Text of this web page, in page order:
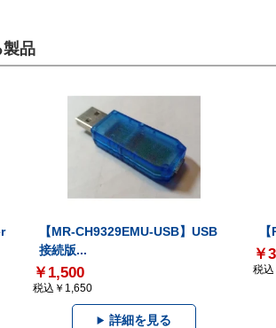
製品
【MR-CH9329EMU-USB】USB
接続版...
￥1,500
税込￥1,650
詳細を見る
￥
税